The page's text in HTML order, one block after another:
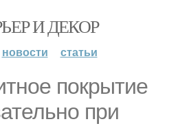
И ДЕКОР
новости статьи
покрытие
при